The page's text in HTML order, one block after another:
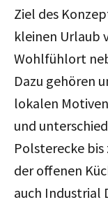
Ziel des
kleinen Urlaub
Wohlfühlort
Dazu gehören
lokalen
und
Polsterecke
der offenen
auch Industrial